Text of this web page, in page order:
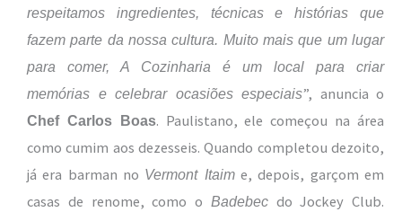
respeitamos ingredientes, técnicas e histórias que
fazem parte da nossa cultura. Muito mais que um lugar
para comer, A Cozinharia é um local para criar
memórias e celebrar ocasiões especiais”, anuncia o
Chef Carlos Boas. Paulistano, ele começou na área
como cumim aos dezesseis. Quando completou dezoito,
já era barman no Vermont Itaime, depois, garçom em
casas de renome, como o Badebecdo Jockey Club.